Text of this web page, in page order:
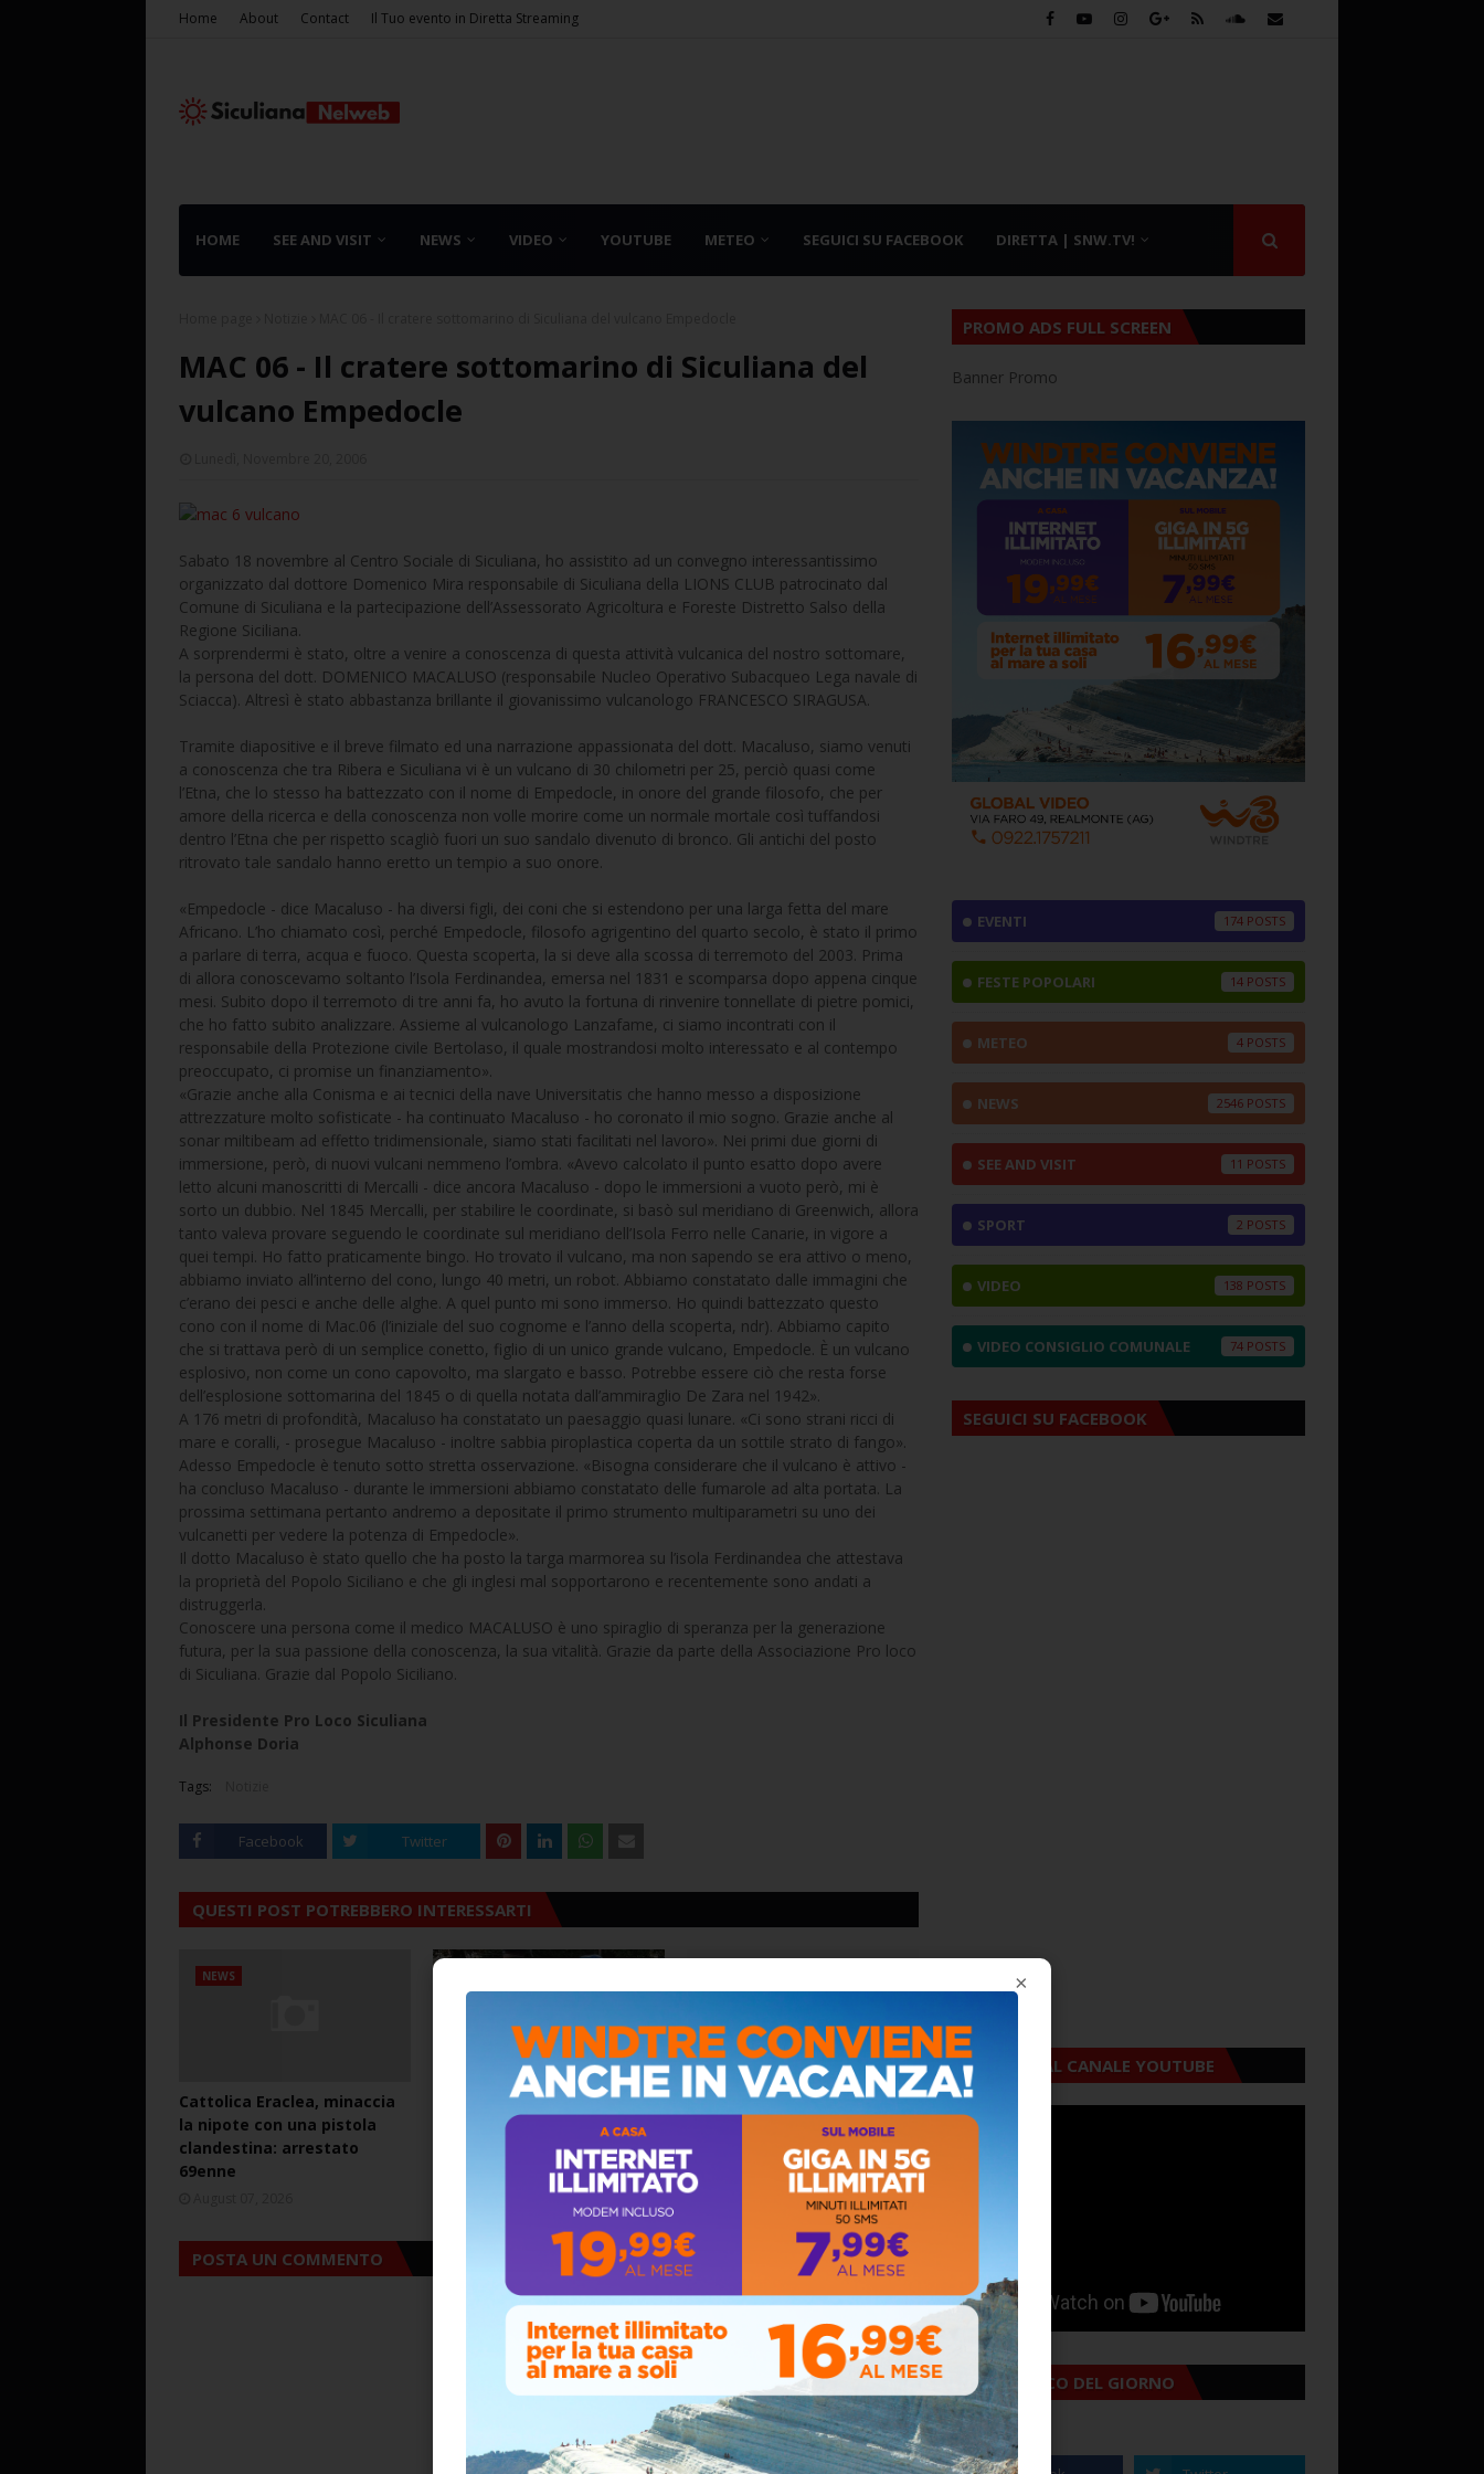
Home About Contact Il Tuo evento in Diretta Streaming
HOME SEE AND VISIT NEWS VIDEO YOUTUBE METEO SEGUICI SU FACEBOOK DIRETTA | SNW.TV!
MAC 06 - Il cratere sottomarino di Siculiana del
vulcano Empedocle
Sabato 18 novembre al Centro Sociale di Siculiana, ho assistito ad un convegno interessantissimo
organizzato dal dottore Domenico Mira responsabile di Siculiana della LIONS CLUB patrocinato dal
Comune di Siculiana e la partecipazione dell’Assessorato Agricoltura e Foreste Distretto Salso della
Regione Siciliana.
A sorprendermi è stato, oltre a venire a conoscenza di questa attività vulcanica del nostro sottomare,
la persona del dott. DOMENICO MACALUSO (responsabile Nucleo Operativo Subacqueo Lega navale di
Sciacca). Altresì è stato abbastanza brillante il giovanissimo vulcanologo FRANCESCO SIRAGUSA.
Tramite diapositive e il breve filmato ed una narrazione appassionata del dott. Macaluso, siamo venuti
a conoscenza che tra Ribera e Siculiana vi è un vulcano di 30 chilometri per 25, perciò quasi come
l’Etna, che lo stesso ha battezzato con il nome di Empedocle, in onore del grande filosofo, che per
amore della ricerca e della conoscenza non volle morire come un normale mortale così tuffandosi
dentro l’Etna che per rispetto scagliò fuori un suo sandalo divenuto di bronco. Gli antichi del posto
ritrovato tale sandalo hanno eretto un tempio a suo onore.
«Empedocle - dice Macaluso - ha diversi figli, dei coni che si estendono per una larga fetta del mare
Africano. L’ho chiamato così, perché Empedocle, filosofo agrigentino del quarto secolo, è stato il primo
a parlare di terra, acqua e fuoco. Questa scoperta, la si deve alla scossa di terremoto del 2003. Prima
di allora conoscevamo soltanto l’Isola Ferdinandea, emersa nel 1831 e scomparsa dopo appena cinque
mesi. Subito dopo il terremoto di tre anni fa, ho avuto la fortuna di rinvenire tonnellate di pietre pomici,
che ho fatto subito analizzare. Assieme al vulcanologo Lanzafame, ci siamo incontrati con il
responsabile della Protezione civile Bertolaso, il quale mostrandosi molto interessato e al contempo
preoccupato, ci promise un finanziamento».
«Grazie anche alla Conisma e ai tecnici della nave Universitatis che hanno messo a disposizione
attrezzature molto sofisticate - ha continuato Macaluso - ho coronato il mio sogno. Grazie anche al
sonar miltibeam ad effetto tridimensionale, siamo stati facilitati nel lavoro». Nei primi due giorni di
immersione, però, di nuovi vulcani nemmeno l’ombra. «Avevo calcolato il punto esatto dopo avere
letto alcuni manoscritti di Mercalli - dice ancora Macaluso - dopo le immersioni a vuoto però, mi è
sorto un dubbio. Nel 1845 Mercalli, per stabilire le coordinate, si basò sul meridiano di Greenwich, allora
tanto valeva provare seguendo le coordinate sul meridiano dell’Isola Ferro nelle Canarie, in vigore a
quei tempi. Ho fatto praticamente bingo. Ho trovato il vulcano, ma non sapendo se era attivo o meno,
abbiamo inviato all’interno del cono, lungo 40 metri, un robot. Abbiamo constatato dalle immagini che
c’erano dei pesci e anche delle alghe. A quel punto mi sono immerso. Ho quindi battezzato questo
cono con il nome di Mac.06 (l’iniziale del suo cognome e l’anno della scoperta, ndr). Abbiamo capito
che si trattava però di un semplice conetto, figlio di un unico grande vulcano, Empedocle. È un vulcano
esplosivo, non come un cono capovolto, ma slargato e basso. Potrebbe essere ciò che resta forse
dell’esplosione sottomarina del 1845 o di quella notata dall’ammiraglio De Zara nel 1942».
A 176 metri di profondità, Macaluso ha constatato un paesaggio quasi lunare. «Ci sono strani ricci di
mare e coralli, - prosegue Macaluso - inoltre sabbia piroplastica coperta da un sottile strato di fango».
Adesso Empedocle è tenuto sotto stretta osservazione. «Bisogna considerare che il vulcano è attivo -
ha concluso Macaluso - durante le immersioni abbiamo constatato delle fumarole ad alta portata. La
prossima settimana pertanto andremo a depositate il primo strumento multiparametri su uno dei
vulcanetti per vedere la potenza di Empedocle».
Il dotto Macaluso è stato quello che ha posto la targa marmorea su l’isola Ferdinandea che attestava
la proprietà del Popolo Siciliano e che gli inglesi mal sopportarono e recentemente sono andati a
distruggerla.
Conoscere una persona come il medico MACALUSO è uno spiraglio di speranza per la generazione
futura, per la sua passione della conoscenza, la sua vitalità. Grazie da parte della Associazione Pro loco
di Siculiana. Grazie dal Popolo Siciliano.
Il Presidente Pro Loco Siculiana
Alphonse Doria
Tags:
Facebook Twitter
QUESTI POST POTREBBERO INTERESSARTI
NEWS
Cattolica Eraclea, minaccia
la nipote con una pistola
clandestina: arrestato
69enne
Cattolica Eraclea, durante
lite minaccia nipote con
pistola clandestina:
arrestato 69enne
Circolo della stampa, terzo
appuntamento con il
giornalista Giacinto Pipitone
August 04, 2026
POSTA UN COMMENTO
PROMO ADS FULL SCREEN
Banner Promo
×
EVENTI 174
FESTE POPOLARI 14
METEO 4
NEWS 2546
SEE AND VISIT 11
SPORT 2
VIDEO 138
VIDEO CONSIGLIO COMUNALE 74
SEGUICI SU FACEBOOK
ISCRIVITI AL CANALE YOUTUBE
ALMANACCO DEL GIORNO